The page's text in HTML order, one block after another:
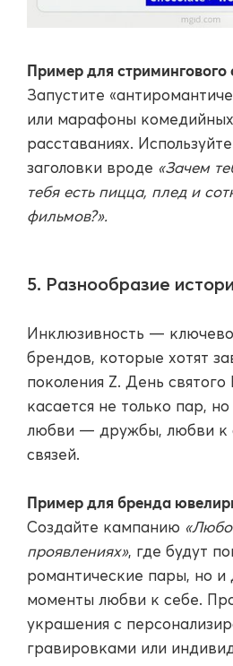
Пример для стримингового
Запустите
или марафоны
расставаниях.
заголовки вроде «Зачем
тебя есть пицца, плед и
фильмов?».
5. Разнообразие
Инклюзивность —
брендов, которые хотят
поколения Z. День
касается не только пар,
любви — дружбы, любви к
связей.
Пример для бренда
Создайте кампанию
проявлениях», где будут
романтические пары, но и
моменты любви к себе.
украшения с
гравировками или